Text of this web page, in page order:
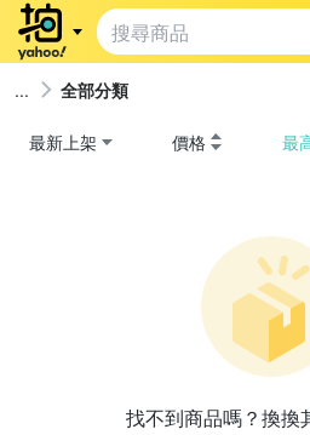
全部分類
最新上架 價格 最
找不到商品嗎？換換